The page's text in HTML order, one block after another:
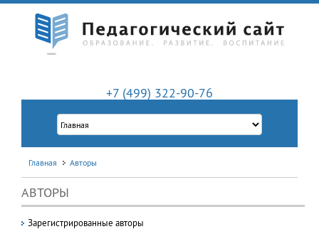
+7 (499) 322-90-76
Главная Авторы
АВТОРЫ
Зарегистрированные авторы